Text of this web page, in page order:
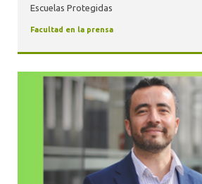
Escuelas Protegidas
Facultad en la prensa